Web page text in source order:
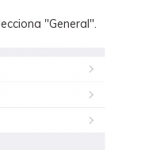
"General".